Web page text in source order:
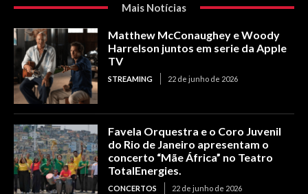
Mais Notícias
Matthew McConaughey e Woody
Harrelson juntos em serie da Apple
TV
STREAMING 22 de junho de 2026
Favela Orquestra e o Coro Juvenil
do Rio de Janeiro apresentam o
concerto “Mãe África” no Teatro
TotalEnergies.
CONCERTOS 22 de junho de 2026